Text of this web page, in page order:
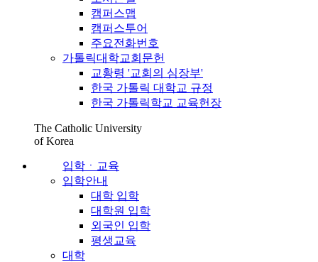
캠퍼스맵
캠퍼스투어
주요전화번호
가톨릭대학교회문헌
교황령 '교회의 심장부'
한국 가톨릭 대학교 규정
한국 가톨릭학교 교육헌장
The Catholic University
of Korea
입학ㆍ교육
입학안내
대학 입학
대학원 입학
외국인 입학
평생교육
대학